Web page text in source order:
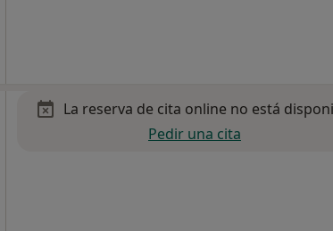
La reserva de cita online no está
Pedir una cita